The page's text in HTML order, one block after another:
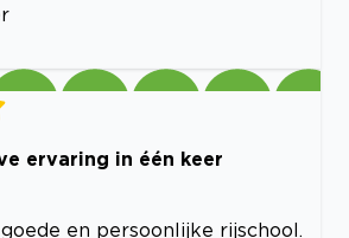
ervaring in één keer
en persoonlijke rijschool.